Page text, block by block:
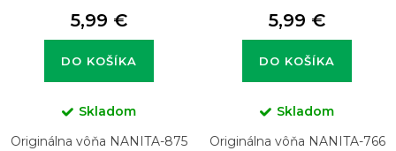
5,99 €
DO KOŠÍKA
Skladom
Originálna vôňa NANITA-875
5,99 €
DO KOŠÍKA
Skladom
Originálna vôňa NANITA-766